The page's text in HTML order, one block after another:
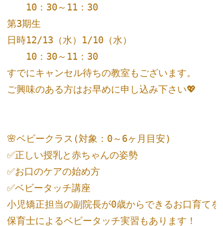
10：30～11：30
第3期生
日時12/13（水）1/10（水）
10：30～11：30
すでにキャンセル待ちの教室もございます。
ご興味のある方はお早めに申し込み下さい💖
🌸ベビークラス(対象：0～6ヶ月目安)
✅正しい授乳と赤ちゃんの姿勢
✅お口のケアの始め方
✅ベビータッチ講座
小児矯正担当の副院長が0歳からできるお口育て
保育士によるベビータッチ実習もあります！